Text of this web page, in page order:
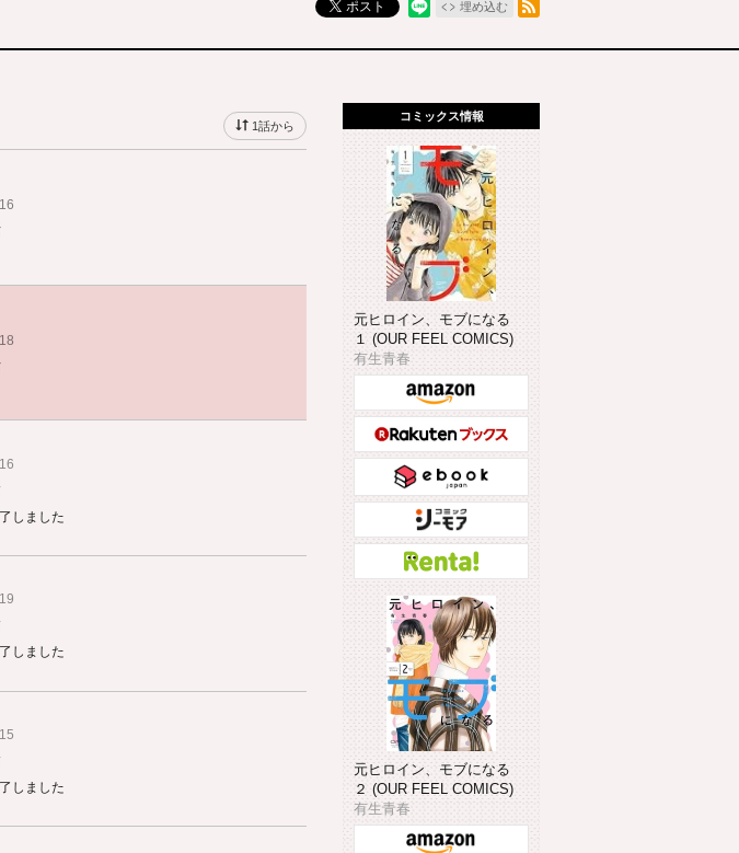
ポスト 埋め込む
1話から
しました
しました
しました
コミックス情報
元ヒロイン、モブになる
１ (OUR FEEL COMICS)
有生青春
元ヒロイン、モブになる
２ (OUR FEEL COMICS)
有生青春